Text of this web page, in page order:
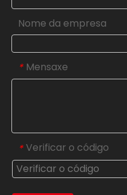
Nome da empresa
* Mensaxe
* Verificar o código